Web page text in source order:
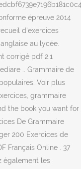
épreuve 2014
d'exercices
au lycée.
corrigé pdf 2.1
.. Grammaire de
Voir plus
grammaire
the book you want for
De Grammaire
200 Exercices de
Français Online . 37
également les